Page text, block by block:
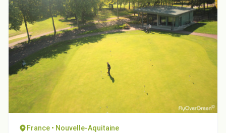
France • Nouvelle-Aquitaine